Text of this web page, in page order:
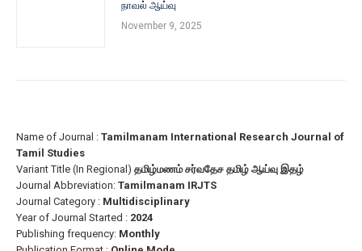
நாவல் ஆய்வு
November 9, 2025
Name of Journal : Tamilmanam International Research Journal of
Tamil Studies
Variant Title (In Regional) தமிழ்மணம் சர்வதேச தமிழ் ஆய்வு இதழ்
Journal Abbreviation: Tamilmanam IRJTS
Journal Category : Multidisciplinary
Year of Journal Started : 2024
Publishing frequency: Monthly